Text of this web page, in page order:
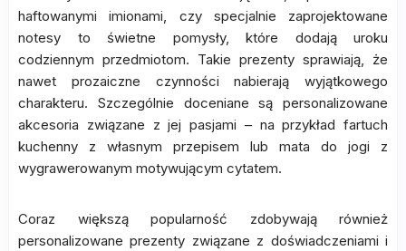
haftowanymi imionami, czy specjalnie zaprojektowane
notesy to świetne pomysły, które dodają uroku
codziennym przedmiotom. Takie prezenty sprawiają, że
nawet prozaiczne czynności nabierają wyjątkowego
charakteru. Szczególnie doceniane są personalizowane
akcesoria związane z jej pasjami – na przykład fartuch
kuchenny z własnym przepisem lub mata do jogi z
wygrawerowanym motywującym cytatem.
Coraz większą popularność zdobywają również
personalizowane prezenty związane z doświadczeniami i